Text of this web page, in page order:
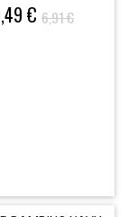
€ 6,91 €